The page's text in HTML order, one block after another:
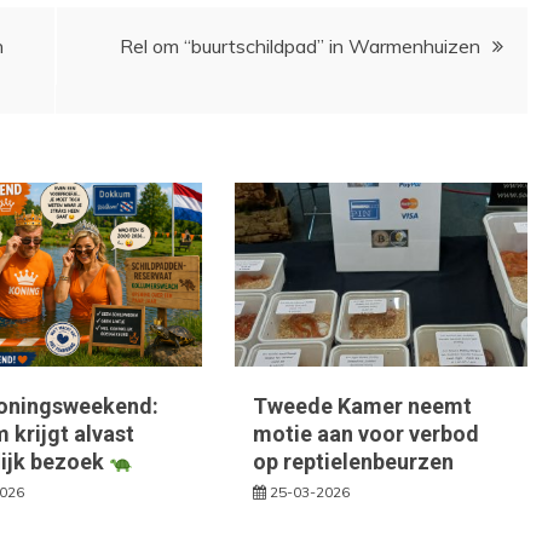
Rel om “buurtschildpad” in Warmenhuizen
krijgt alvast
bezoek
Tweede Kamer neemt
motie aan voor verbod
op reptielenbeurzen
25-03-2026